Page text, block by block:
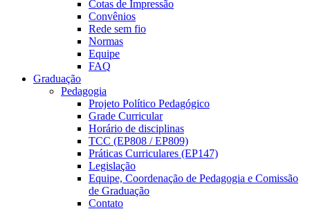
Cotas de Impressão
Convênios
Rede sem fio
Normas
Equipe
FAQ
Graduação
Pedagogia
Projeto Político Pedagógico
Grade Curricular
Horário de disciplinas
TCC (EP808 / EP809)
Práticas Curriculares (EP147)
Legislação
Equipe, Coordenação de Pedagogia e Comissão
de Graduação
Contato